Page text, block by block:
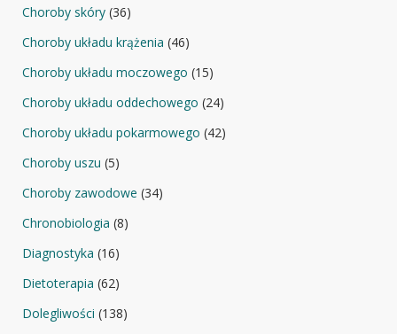
Choroby skóry (36)
Choroby układu krążenia (46)
Choroby układu moczowego (15)
Choroby układu oddechowego (24)
Choroby układu pokarmowego (42)
Choroby uszu (5)
Choroby zawodowe (34)
Chronobiologia (8)
Diagnostyka (16)
Dietoterapia (62)
Dolegliwości (138)